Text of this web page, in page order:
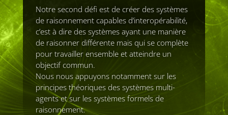
Notre second défi est de créer des systèmes
de raisonnement capables d’interopérabilité,
c’est à dire des systèmes ayant une manière
de raisonner différente mais qui se complète
pour travailler ensemble et atteindre un
objectif commun.
Nous nous appuyons notamment sur les
principes théoriques des systèmes multi-
agents et sur les systèmes formels de
raisonnement.